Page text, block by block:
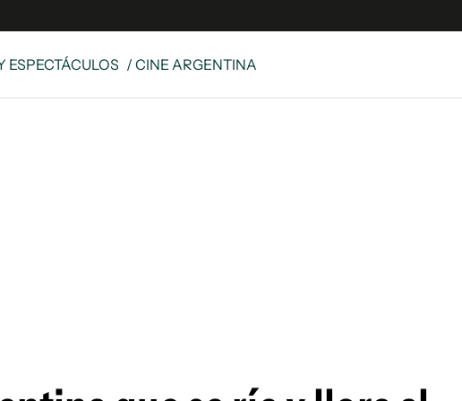
ESPECTÁCULOS / CINE ARGENTINA